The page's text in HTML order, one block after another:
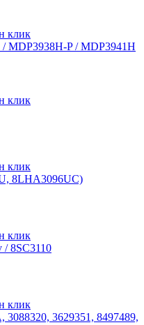
клик
/ MDP3938H-P / MDP3941H
клик
клик
8LHA3096UC)
клик
/ 8SC3110
клик
3088320, 3629351, 8497489,